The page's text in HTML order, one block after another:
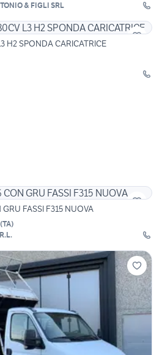
& FIGLI SRL
H2 SPONDA CARICATRICE
FASSI F315 NUOVA
(TA)